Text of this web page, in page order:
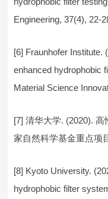
Engineering, 37(4), 22-
[6] Fraunhofer Institute.
enhanced hydrophobic
Material Science
[7] 清华大学. (2020).
家自然科学基金重点项
[8] Kyoto University.
hydrophobic filter